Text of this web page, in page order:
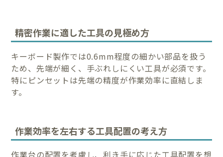
精密作業に適した工具の見極め方
キーボード製作では0.6mm程度の細かい部品を扱う
ため、先端が細く、手ぶれしにくい工具が必須です。
特にピンセットは先端の精度が作業効率に直結しま
す。
作業効率を左右する工具配置の考え方
作業台の配置を考慮し、利き手に応じた工具配置を想